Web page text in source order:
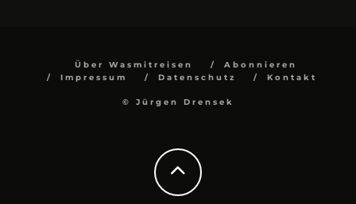
Über Wasmitreisen
Abonnieren
Impressum
Datenschutz Kontakt
© Jürgen Drensek